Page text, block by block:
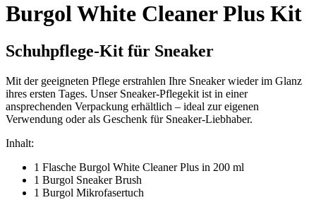
Burgol White Cleaner Plus Kit
Schuhpflege-Kit für Sneaker
Mit der geeigneten Pflege erstrahlen Ihre Sneaker wieder im Glanz
ihres ersten Tages. Unser Sneaker-Pflegekit ist in einer
ansprechenden Verpackung erhältlich – ideal zur eigenen
Verwendung oder als Geschenk für Sneaker-Liebhaber.
Inhalt:
1 Flasche Burgol White Cleaner Plus in 200 ml
1 Burgol Sneaker Brush
1 Burgol Mikrofasertuch